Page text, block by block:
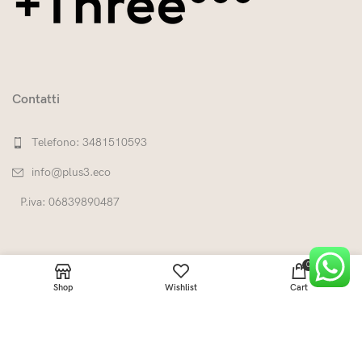
Contatti
Telefono: 3481510593
info@plus3.eco
P.iva: 06839890487
Shop Wishlist
0
Cart